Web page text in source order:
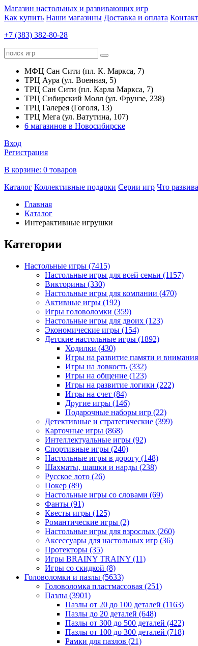
Магазин настольных и развивающих игр
Как купить Наши магазины Доставка и оплата
+7 (383) 382-80-28
МФЦ Сан Сити (пл. К. Маркса, 7)
ТРЦ Аура (ул. Военная, 5)
ТРЦ Сан Сити (пл. Карла Маркса, 7)
ТРЦ Сибирский Молл (ул. Фрунзе, 238)
ТРЦ Галерея (Гоголя, 13)
ТРЦ Мега (ул. Ватутина, 107)
6 магазинов в Новосибирске
Вход
Регистрация
В корзине: 0 товаров
Каталог Коллективные подарки Серии игр Что
Главная
Каталог
Интерактивные игрушки
Категории
Настольные игры (7415)
Настольные игры для всей семьи (1157)
Викторины (330)
Настольные игры для компании (470)
Активные игры (192)
Игры головоломки (359)
Настольные игры для двоих (123)
Экономические игры (154)
Детские настольные игры (1892)
Ходилки (430)
Игры на развитие памяти и внимания
Игры на ловкость (332)
Игры на общение (123)
Игры на развитие логики (222)
Игры на счет (84)
Другие игры (146)
Подарочные наборы игр (22)
Детективные и стратегические (399)
Карточные игры (868)
Интеллектуальные игры (92)
Спортивные игры (240)
Настольные игры в дорогу (148)
Шахматы, шашки и нарды (238)
Русское лото (26)
Покер (89)
Настольные игры со словами (69)
Фанты (91)
Квесты игры (125)
Романтические игры (2)
Настольные игры для взрослых (260)
Аксессуары для настольных игр (36)
Протекторы (35)
Игры BRAINY TRAINY (11)
Игры со скидкой (8)
Головоломки и пазлы (5633)
Головоломка пластмассовая (251)
Пазлы (3901)
Пазлы от 20 до 100 деталей (1163)
Пазлы до 20 деталей (648)
Пазлы от 300 до 500 деталей (422)
Пазлы от 100 до 300 деталей (718)
Рамки для пазлов (21)